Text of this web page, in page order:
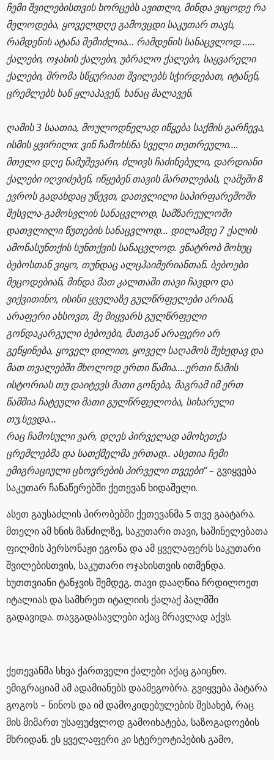
ჩემი შვილებისთვის ხორცებს ავითლი, მინდა ვიცოდე რა
მელოდება, ყოველდღე გამოვცდი საკუთარ თავს,
რამდენის ატანა შემიძლია… რამდენის სანაცვლოდ …..
ქალები, ოჯახის ქალები, უბრალო ქალები, საყვარელი
ქალები, შრომა სწყურიათ შვილებს სჭირდებათ, იტანენ,
ცრემლებს ხან ყლაპავენ, ხანაც მალავენ.
ღამის 3 საათია, მოულოდნელად იწყება საქმის გარჩევა,
ისმის ყვირილი: ვინ ჩამოხსნა სველი თეთრეული….
მთელი დღე ნამუშევარი, ძლივს ჩაძინებული, დარდიანი
ქალები იღვიძებენ, იწყებენ თავის მართლებას, ღამეში 8
ევროს გადახდაც უწევთ, დათვლილი საპირფარეშოში
შესვლა-გამოსვლის სანაცვლოდ, სამზარეულოში
დათვლილი წუთების სანაცვლოდ… დილამდე 7 ქალის
ამონასუნთქის სუნთქვის სანაცვლოდ. ვნატრობ მოხუც
ბებოსთან ვიყო, თუნდაც ალცჰაიმერიანთან. ბებოები
მეცოდებიან, მინდა მათ კალთაში თავი ჩავდო და
ვიქვითინო, ისინი ყველაზე გულწრფელები არიან,
არაფერი ახსოვთ, მე მიყვარს გულწრფელი
გონდაკარგული ბებოები, მათგან არაფერი არ
გეწყინება, ყოველ დილით, ყოველ საღამოს შეხედავ და
მათ თვალებში მხოლოდ ერთი წამია….ერთი წამის
ისტორიას თუ დაიტევს მათი გონება, მაგრამ იმ ერთ
წამშია ჩატეული მათი გულწრფელობა, სიხარული
თუ,სევდა…
რაც ჩამოსული ვარ, დღეს პირველად ამოხეთქა
ცრემლებმა და სათქმელმა ერთად.. ასეთია ჩემი
ემიგრაციული ცხოვრების პირველი თვეები“ – გვიყვება
საკუთარ ჩანაწერებში ქეთევან ხიდაშელი.
ასეთ გაუსაძლის პირობებში ქეთევანმა 5 თვე გაატარა.
მთელი ამ ხნის მანძილზე, საკუთარი თავი, საშინელებათა
ფილმის პერსონაჟი ეგონა და ამ ყველაფერს საკუთარი
შვილებისთვის, საკუთარი ოჯახისთვის ითმენდა.
ხუთთვიანი ტანჯვის შემდეგ, თავი დააღწია ჩრდილოეთ
იტალიას და სამხრეთ იტალიის ქალაქ პალმში
გადავიდა. თავგადასავლები აქაც მრავლად აქვს.
ქეთევანმა სხვა ქართველი ქალები აქაც გაიცნო.
ემიგრაციამ ამ ადამიანებს დაამეგობრა. გვიყვება პატარა
გოგოს – ნინოს და იმ დამოკიდებულების შესახებ, რაც
მის მიმართ უსაფუძვლოდ გამოიხატება, საზოგადოების
მხრიდან. ეს ყველაფერი კი სტერეოტიპების გამო,